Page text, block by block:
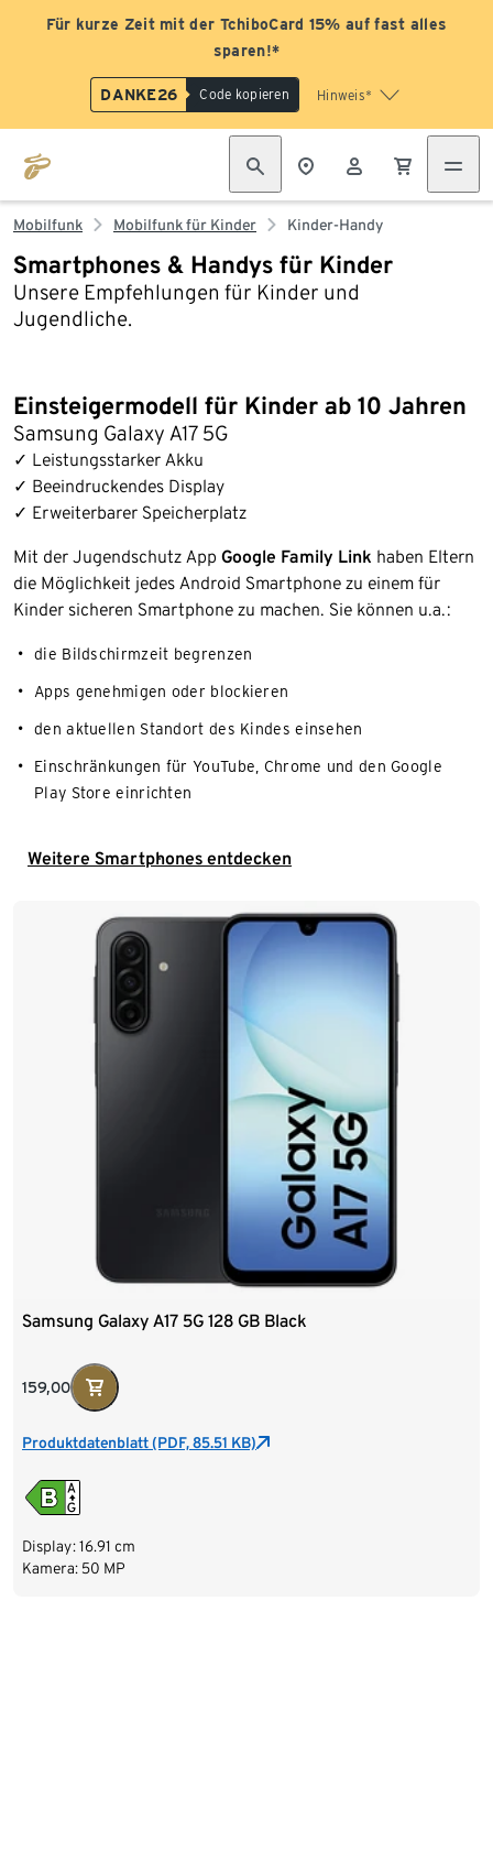
Für kurze Zeit mit der TchiboCard 15% auf fast alles
sparen!*
DANKE26 Code kopieren Hinweis*
Mobilfunk Mobilfunk für Kinder Kinder-Handy
Smartphones & Handys für Kinder
Unsere Empfehlungen für Kinder und
Jugendliche.
Einsteigermodell für Kinder ab 10 Jahren
Samsung Galaxy A17 5G
✓ Leistungsstarker Akku
✓ Beeindruckendes Display
✓ Erweiterbarer Speicherplatz
Mit der Jugendschutz App Google Family Link haben Eltern
die Möglichkeit jedes Android Smartphone zu einem für
Kinder sicheren Smartphone zu machen. Sie können u.a.:
die Bildschirmzeit begrenzen
Apps genehmigen oder blockieren
den aktuellen Standort des Kindes einsehen
Einschränkungen für YouTube, Chrome und den Google
Play Store einrichten
Weitere Smartphones entdecken
Samsung Galaxy A17 5G 128 GB Black
159,00
Produktdatenblatt (PDF, 85.51 KB)
Display: 16.91 cm
Kamera: 50 MP